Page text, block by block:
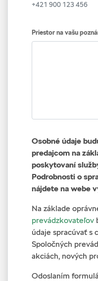
+421 900 123 456
Priestor na vašu
Osobné údaje
predajcom na
poskytovaní
Podrobnosti o
nájdete na webe
Na základe
prevádzkovateľov
údaje spracúvať s
Spoločných
akciách, nových
Odoslaním